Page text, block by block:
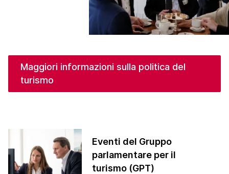
Maggiori informazioni sulla politica del
turismo
Eventi del Gruppo
parlamentare per il
turismo (GPT)